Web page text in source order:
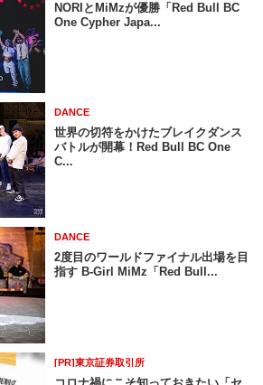
NORIとMiMzが優勝「Red Bull BC
One Cypher Japa...
DANCE
世界の切符をかけたブレイクダンス
バトルが開幕！Red Bull BC One
C...
DANCE
2度目のワールドファイナル出場を目
指す B-Girl MiMz「Red Bull...
[PR]東京証券取引所